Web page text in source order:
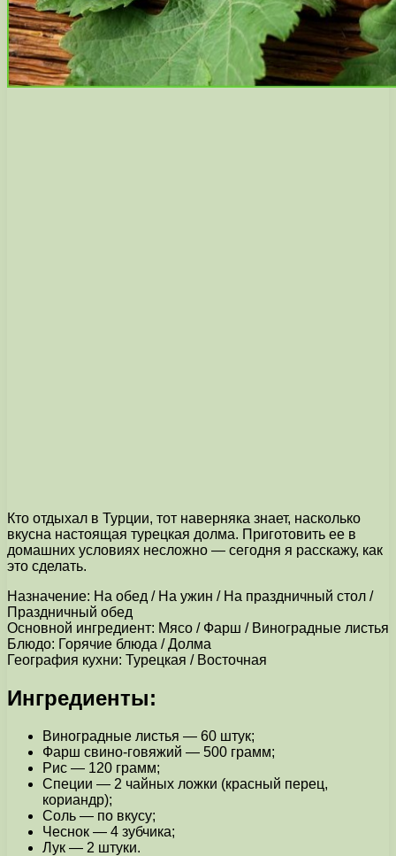
Кто отдыхал в Турции, тот наверняка знает, насколько
вкусна настоящая турецкая долма. Приготовить ее в
домашних условиях несложно — сегодня я расскажу, как
это сделать.
Назначение: На обед / На ужин / На праздничный стол /
Праздничный обед
Основной ингредиент: Мясо / Фарш / Виноградные листья
Блюдо: Горячие блюда / Долма
География кухни: Турецкая / Восточная
Ингредиенты:
Виноградные листья — 60 штук;
Фарш свино-говяжий — 500 грамм;
Рис — 120 грамм;
Специи — 2 чайных ложки (красный перец,
кориандр);
Соль — по вкусу;
Чеснок — 4 зубчика;
Лук — 2 штуки.